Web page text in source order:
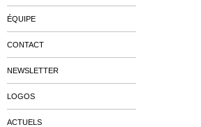
ÉQUIPE
CONTACT
NEWSLETTER
LOGOS
ACTUELS